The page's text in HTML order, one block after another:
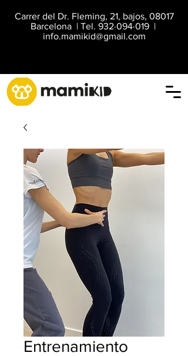
Carrer del Dr. Fleming, 21, bajos, 08017
Barcelona | Tel. 932·094·019 |
info.mamikid@gmail.com
Entrenamiento